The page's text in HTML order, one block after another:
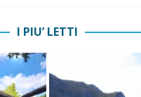
I PIU’ LETTI